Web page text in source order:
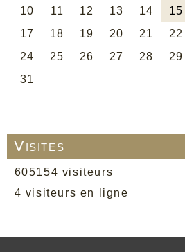
Visites
605154 visiteurs
4 visiteurs en ligne